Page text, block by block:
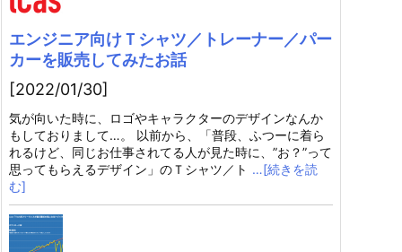
エンジニア向けＴシャツ／トレーナー／パー
カーを販売してみたお話
[2022/01/30]
気が向いた時に、ロゴやキャラクターのデザインなんか
もしておりまして…。 以前から、「普段、ふつーに着ら
れるけど、同じお仕事されてる人が見た時に、”お？”って
思ってもらえるデザイン」のＴシャツ／ト …[続きを読
む]